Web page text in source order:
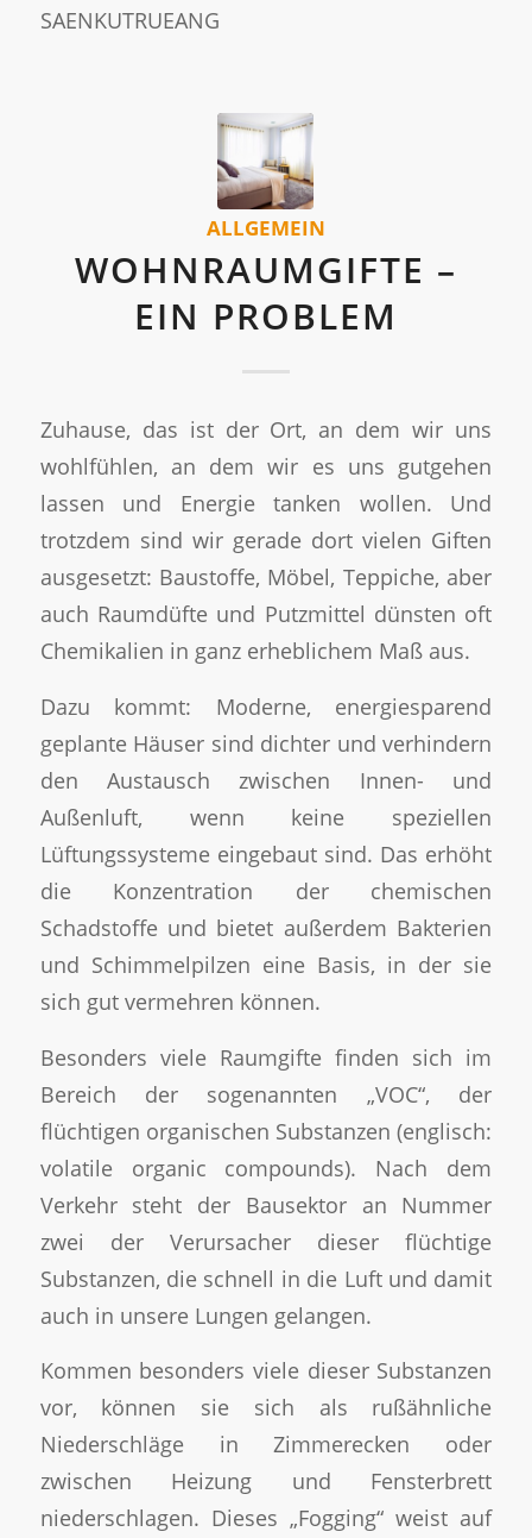
SAENKUTRUEANG
ALLGEMEIN
WOHNRAUMGIFTE –
EIN PROBLEM
Zuhause, das ist der Ort, an dem wir uns
wohlfühlen, an dem wir es uns gutgehen
lassen und Energie tanken wollen. Und
trotzdem sind wir gerade dort vielen Giften
ausgesetzt: Baustoffe, Möbel, Teppiche, aber
auch Raumdüfte und Putzmittel dünsten oft
Chemikalien in ganz erheblichem Maß aus.
Dazu kommt: Moderne, energiesparend
geplante Häuser sind dichter und verhindern
den Austausch zwischen Innen- und
Außenluft, wenn keine speziellen
Lüftungssysteme eingebaut sind. Das erhöht
die Konzentration der chemischen
Schadstoffe und bietet außerdem Bakterien
und Schimmelpilzen eine Basis, in der sie
sich gut vermehren können.
Besonders viele Raumgifte finden sich im
Bereich der sogenannten „VOC“, der
flüchtigen organischen Substanzen (englisch:
volatile organic compounds). Nach dem
Verkehr steht der Bausektor an Nummer
zwei der Verursacher dieser flüchtige
Substanzen, die schnell in die Luft und damit
auch in unsere Lungen gelangen.
Kommen besonders viele dieser Substanzen
vor, können sie sich als rußähnliche
Niederschläge in Zimmerecken oder
zwischen Heizung und Fensterbrett
niederschlagen. Dieses „Fogging“ weist auf